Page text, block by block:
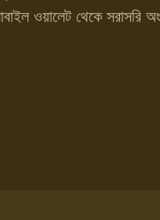
ওয়ালেট থেকে সরাসরি